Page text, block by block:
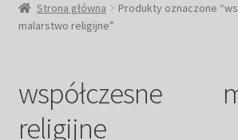
Duże obrazy
Małe obrazy
Postacie
Strona główna
Produkty oznaczone
malarstwo religijne”
współczesne
religijne